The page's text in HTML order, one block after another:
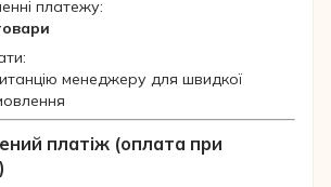
платежу:
менеджеру для швидкої
платіж (оплата при